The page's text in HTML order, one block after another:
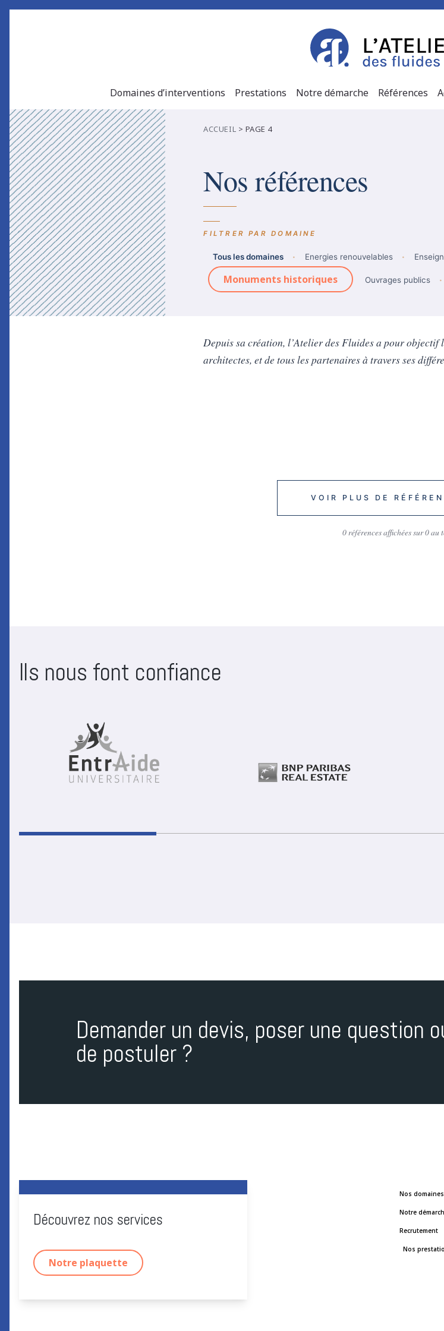
Domaines d’interventions Prestations Notre démarche Références
ACCUEIL > PAGE 4
Nos références
Tous les domaines Energies renouvelables
Monuments historiques Ouvrages publics
Depuis sa création, l’Atelier des Fluides a pour objectif
architectes, et de tous les partenaires à travers ses
VOIR PLUS DE
0 références affichées sur 0 au
Ils nous font confiance
Demander un devis, poser une question
de postuler ?
Découvrez nos services
Notre plaquette
Nos
Notre
Recrutement
Nos